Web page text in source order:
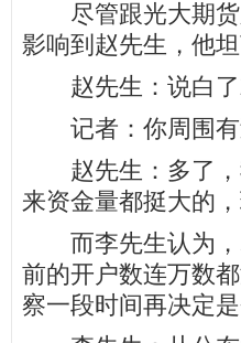
尽管跟光大期货
影响到赵先生，他
赵先生：说白了
记者：你周围有
赵先生：多了，
来资金量都挺大的
而李先生认为，
前的开户数连万数
察一段时间再决定是